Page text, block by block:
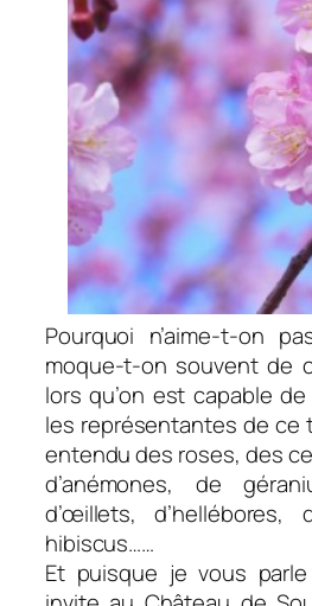
Pourquoi n’aime-t-on
moque-t-on souvent de
lors qu’on est capable
les représentantes de ce
entendu des roses, des
d’anémones, de
d’œillets, d’hellébores,
hibiscus……
Et puisque je vous